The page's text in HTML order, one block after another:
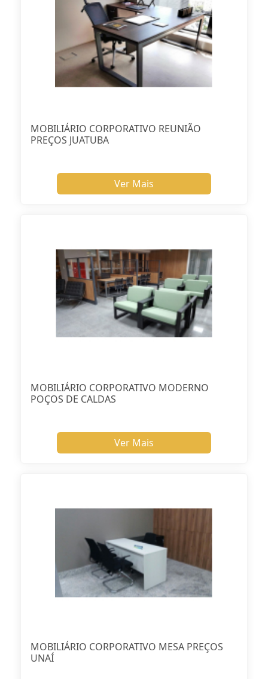
MOBILIÁRIO CORPORATIVO REUNIÃO
PREÇOS JUATUBA
Ver Mais
MOBILIÁRIO CORPORATIVO MODERNO
POÇOS DE CALDAS
Ver Mais
MOBILIÁRIO CORPORATIVO MESA PREÇOS
UNAÍ